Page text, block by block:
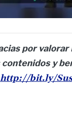
por
contenidos y
http://bit.ly/